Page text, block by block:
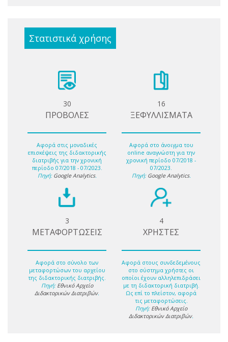
Στατιστικά χρήσης
30
ΠΡΟΒΟΛΕΣ
Αφορά στις μοναδικές
επισκέψεις της διδακτορικής
διατριβής για την χρονική
περίοδο 07/2018 - 07/2023.
Πηγή: Google Analytics.
16
ΞΕΦΥΛΛΙΣΜΑΤΑ
Αφορά στο άνοιγμα του
online αναγνώστη για την
χρονική περίοδο 07/2018 -
07/2023.
Πηγή: Google Analytics.
3
ΜΕΤΑΦΟΡΤΩΣΕΙΣ
Αφορά στο σύνολο των
μεταφορτώσων του αρχείου
της διδακτορικής διατριβής.
Πηγή: Εθνικό Αρχείο
Διδακτορικών Διατριβών.
4
ΧΡΗΣΤΕΣ
Αφορά στους συνδεδεμένους
στο σύστημα χρήστες οι
οποίοι έχουν αλληλεπιδράσει
με τη διδακτορική διατριβή.
Ως επί το πλείστον, αφορά
τις μεταφορτώσεις.
Πηγή: Εθνικό Αρχείο
Διδακτορικών Διατριβών.